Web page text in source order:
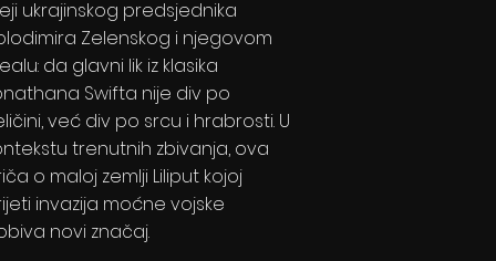
ukrajinskog predsjednika
Zelenskog i njegovom
da glavni lik iz klasika
Swifta nije div po
već div po srcu i hrabrosti. U
trenutnih zbivanja, ova
o maloj zemlji Liliput kojoj
invazija moćne vojske
novi značaj.